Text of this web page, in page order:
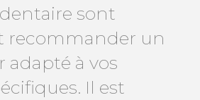
sont
recommander un
adapté à vos
Il est